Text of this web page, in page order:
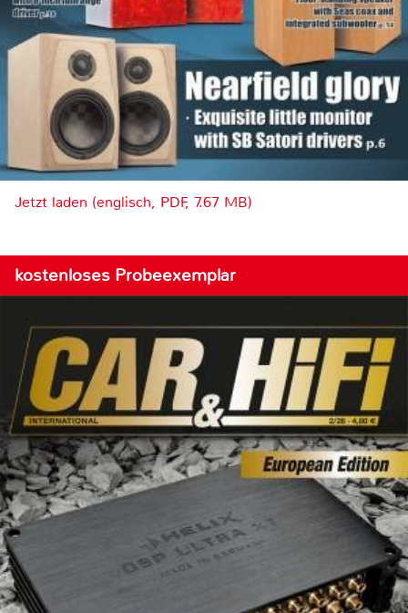
Jetzt laden (englisch, PDF, 7.67 MB)
kostenloses Probeexemplar